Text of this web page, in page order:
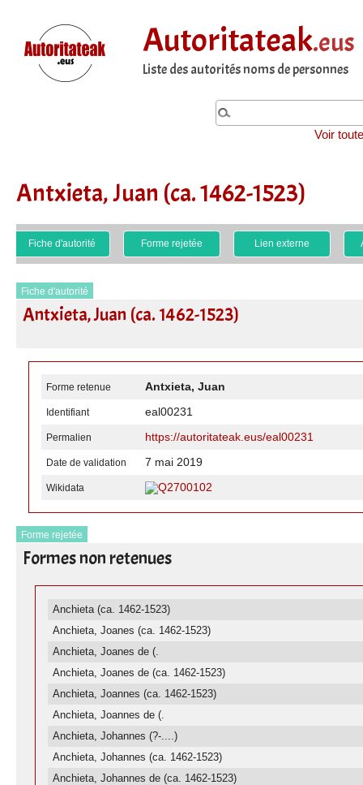
Autoritateak.eus
Liste des autorités noms de personnes
Voir
Antxieta, Juan (ca. 1462-1523)
Fiche d'autorité Forme rejetée Lien externe
Fiche d'autorité
Antxieta, Juan (ca. 1462-1523)
Forme retenue Antxieta, Juan
Identifiant eal00231
Permalien https://autoritateak.eus/eal00231
Date de validation 7 mai 2019
Wikidata Q2700102
Forme rejetée
Formes non retenues
Anchieta (ca. 1462-1523)
Anchieta, Joanes (ca. 1462-1523)
Anchieta, Joanes de (.
Anchieta, Joanes de (ca. 1462-1523)
Anchieta, Joannes (ca. 1462-1523)
Anchieta, Joannes de (.
Anchieta, Johannes (?-....)
Anchieta, Johannes (ca. 1462-1523)
Anchieta, Johannes de (ca. 1462-1523)